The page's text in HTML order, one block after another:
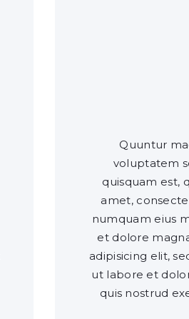
Quuntur
voluptatem
quisquam est,
amet,
numquam eius
et dolore
adipisicing elit,
ut labore et
quis nostrud